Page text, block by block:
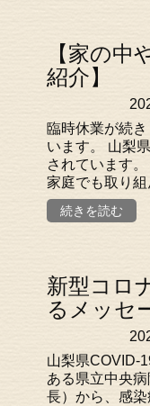
【家の中
紹介】
臨時休業が続
います。 山梨
されています
家庭でも取り
続きを読む
新型コロ
るメッセ
山梨県COVID-
ある県立中央
長）から、感